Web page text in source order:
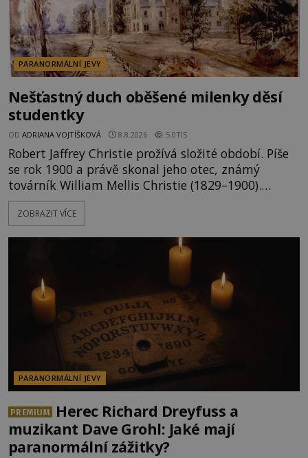
PARANORMÁLNÍ JEVY
Nešťastný duch oběšené milenky děsí
studentky
OD ADRIANA VOJTÍŠKOVÁ 8.8.2026 5.0TIS
Robert Jaffrey Christie prožívá složité období. Píše
se rok 1900 a právě skonal jeho otec, známý
továrník William Mellis Christie (1829–1900).
Smutná událost je ale doprovázena ohromným
dědictvím... Robertu připadne rodinné sídlo v
ta, na niž přijde Robert, by jen tak někoho
ZOBRAZIT VÍCE
PARANORMÁLNÍ JEVY
PREMIUM
Herec Richard Dreyfuss a
muzikant Dave Grohl: Jaké mají
paranormální zážitky?